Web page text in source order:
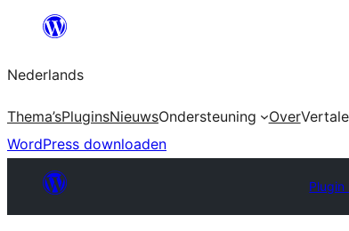
de
inhoud
Nederlands
Thema’sPluginsNieuwsOndersteuning Over
WordPress downloaden